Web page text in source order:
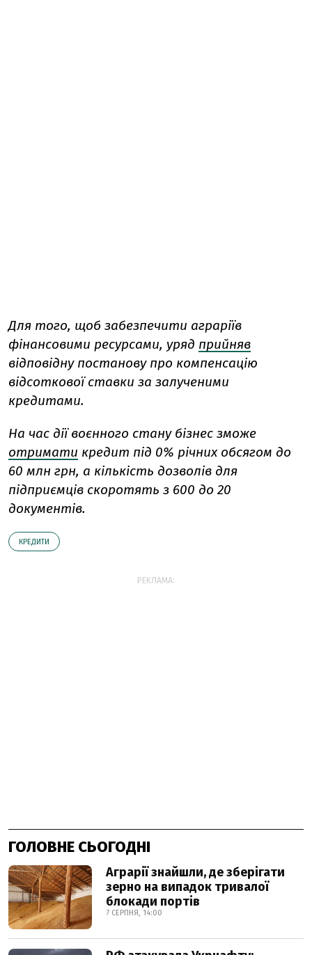
Для того, щоб забезпечити аграріїв
фінансовими ресурсами, уряд прийняв
відповідну постанову про компенсацію
відсоткової ставки за залученими
кредитами.
На час дії воєнного стану бізнес зможе
отримати кредит під 0% річних обсягом до
60 млн грн, а кількість дозволів для
підприємців скоротять з 600 до 20
документів.
КРЕДИТИ
РЕКЛАМА:
ГОЛОВНЕ СЬОГОДНІ
Аграрії знайшли, де зберігати
зерно на випадок тривалої
блокади портів
7 СЕРПНЯ, 14:00